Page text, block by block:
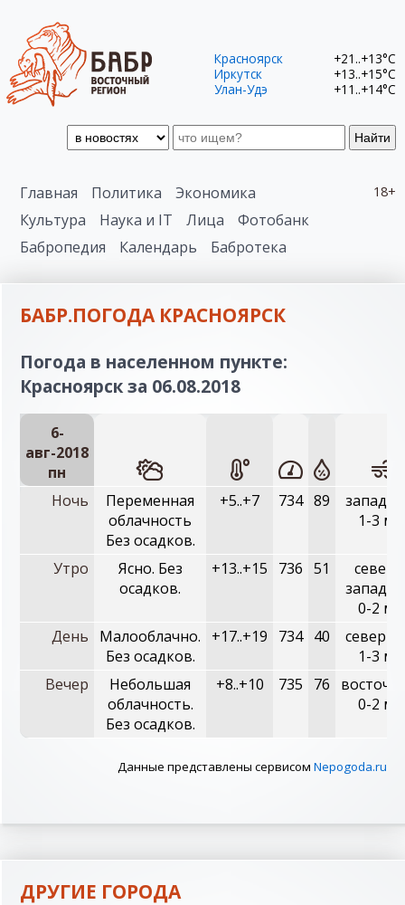
Найти
Красноярск
+21..+13°C
Иркутск
+13..+15°C
Улан-Удэ
+11..+14°C
18+
Главная Политика
Экономика
Культура
Наука и IT Лица
Фотобанк
Бабропедия
Календарь Бабротека
БАБР.ПОГОДА КРАСНОЯРСК
Погода в населенном пункте:
Красноярск за 06.08.2018
6-
авг-2018
пн
Ночь
Переменная
облачность
Без осадков.
+5..+7 734 89
1-3 м/с
Утро
Ясно. Без
осадков.
+13..+15 736 51
0-2 м/с
День
Малооблачно.
Без осадков.
+17..+19 734 40
1-3 м/с
Вечер
Небольшая
облачность.
Без осадков.
+8..+10 735 76
0-2 м/с
Данные представлены сервисом Nepogoda.ru
ДРУГИЕ ГОРОДА